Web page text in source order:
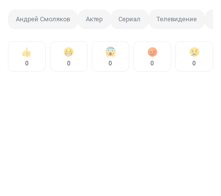
Андрей Смоляков Актер Сериал Телевидение
0 0 0 0 0